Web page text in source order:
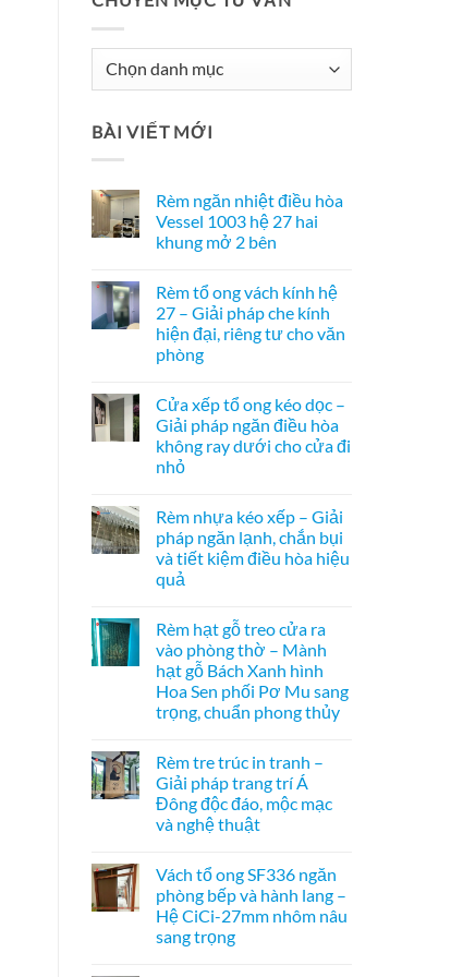
Chuyên
Mục
Vấn
BÀI VIẾT MỚI
Rèm ngăn nhiệt điều hòa
Vessel 1003 hệ 27 hai
khung mở 2 bên
bình
luận
ở
Rèm
ngăn
nhiệt
Vessel
1003
hệ
27
hai
khung
bên
Rèm tổ ong vách kính hệ
27 – Giải pháp che kính
hiện đại, riêng tư cho văn
phòng
bình
luận
ở
Rèm
ong
hệ
–
Giải
pháp
che
đại,
riêng
tư
cho
văn
phòng
Cửa xếp tổ ong kéo dọc –
Giải pháp ngăn điều hòa
không ray dưới cho cửa đi
nhỏ
bình
luận
ở
Cửa
tổ
dọc
Giải
pháp
ngăn
điều
hòa
dưới
cho
cửa
đi
nhỏ
Rèm nhựa kéo xếp – Giải
pháp ngăn lạnh, chắn bụi
và tiết kiệm điều hòa hiệu
quả
bình
luận
ở
Rèm
nhựa
kéo
xếp
pháp
ngăn
lạnh,
chắn
bụi
và
điều
hòa
hiệu
quả
Rèm hạt gỗ treo cửa ra
vào phòng thờ – Mành
hạt gỗ Bách Xanh hình
Hoa Sen phối Pơ Mu sang
trọng, chuẩn phong thủy
bình
luận
ở
Rèm
hạt
gỗ
ra
vào
phòng
thờ
–
Mành
Rèm tre trúc in tranh –
Giải pháp trang trí Á
Đông độc đáo, mộc mạc
và nghệ thuật
bình
luận
ở
Rèm
trúc
Vách tổ ong SF336 ngăn
phòng bếp và hành lang –
Hệ CiCi-27mm nhôm nâu
sang trọng